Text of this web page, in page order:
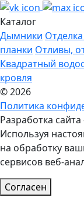
Каталог
Дымники
планки Отливы,
Квадратный
кровля
© 2026
Политика
Разработка сайта
Используя
на обработку
сервисов веб-
Согласен